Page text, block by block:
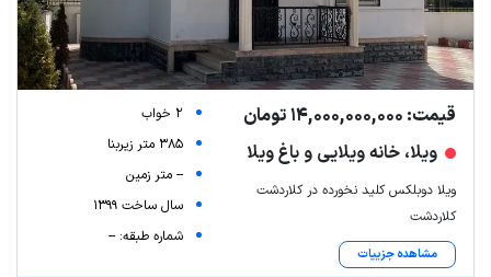
قیمت: 14,000,000,000 تومان
ویلا، خانه ویلایی و باغ ویلا
ویلا دوبلکس کلید نخورده در کلاردشت
کلاردشت
مشاهده جزییات
2 خواب
385 متر زیربنا
-- متر زمین
سال ساخت 1399
شماره طبقه: --